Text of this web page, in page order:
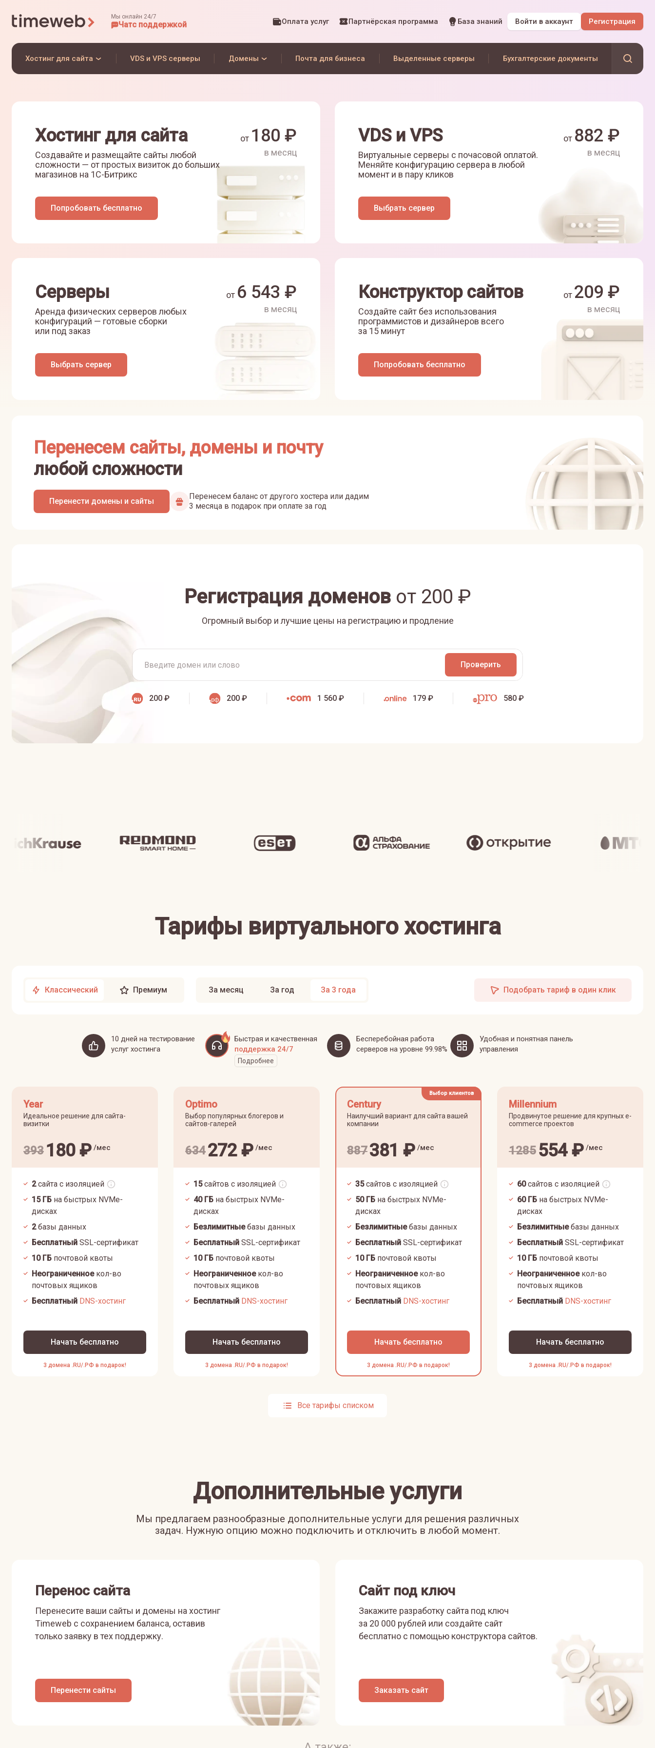
Мы онлайн 24/7
Чатс поддержкой Оплата услуг Партнёрская программа База знаний Войти в аккаунт Регистрация
Хостинг для сайта VDS и VPS серверы Домены Почта для бизнеса Выделенные серверы Бухгалтерские документы
Хостинг для сайта
Создавайте и размещайте сайты любой
сложности — от простых визиток до больших
магазинов на 1С-Битрикс
Попробовать бесплатно
от 180 ₽
в месяц
VDS и VPS
Виртуальные серверы с почасовой оплатой.
Меняйте конфигурацию сервера в любой
момент и в пару кликов
Выбрать сервер
от 882 ₽
в месяц
Серверы
Аренда физических серверов любых
конфигураций — готовые сборки
или под заказ
Выбрать сервер
от 6 543 ₽
в месяц
Конструктор сайтов
Создайте сайт без использования
программистов и дизайнеров всего
за 15 минут
Попробовать бесплатно
от 209 ₽
в месяц
Перенесем сайты, домены и почту
любой сложности
Перенести домены и сайты
Перенесем баланс от другого хостера или дадим
3 месяца в подарок при оплате за год
Регистрация доменов от 200 ₽
Огромный выбор и лучшие цены на регистрацию и продление
Проверить
200 ₽ 200 ₽ 1 560 ₽ 179 ₽ 580 ₽
Тарифы виртуального хостинга
Классический Премиум За месяц За год За 3 года Подобрать тариф в один клик
10 дней на тестирование
услуг хостинга
Быстрая и качественная
поддержка 24/7
Подробнее
Бесперебойная работа
серверов на уровне 99.98%
Удобная и понятная панель
управления
Year
Идеальное решение для сайта-
визитки
393 180₽ /мес
2 сайта с изоляцией
15ГБ на быстрых NVMe-
дисках
2базы данных
Бесплатный SSL-сертификат
10ГБ почтовой квоты
Неограниченноекол-во
почтовых ящиков
Бесплатный DNS-хостинг
Начать бесплатно
3 домена .RU/.РФ в подарок!
Optimo
Выбор популярных блогеров и
сайтов-галерей
634272₽ /мес
15 сайтов с изоляцией
40ГБ на быстрых NVMe-
дисках
Безлимитныебазы данных
Бесплатный SSL-сертификат
10ГБ почтовой квоты
Неограниченноекол-во
почтовых ящиков
Бесплатный DNS-хостинг
Начать бесплатно
3 домена .RU/.РФ в подарок!
Выбор клиентов
Century
Наилучший вариант для сайта вашей
компании
887381 ₽ /мес
35 сайтов с изоляцией
50ГБ на быстрых NVMe-
дисках
Безлимитныебазы данных
Бесплатный SSL-сертификат
10ГБ почтовой квоты
Неограниченноекол-во
почтовых ящиков
Бесплатный DNS-хостинг
Начать бесплатно
3 домена .RU/.РФ в подарок!
Millennium
Продвинутое решение для крупных e-
commerce проектов
1285 554₽ /мес
60 сайтов с изоляцией
60ГБ на быстрых NVMe-
дисках
Безлимитныебазы данных
Бесплатный SSL-сертификат
10ГБ почтовой квоты
Неограниченноекол-во
почтовых ящиков
Бесплатный DNS-хостинг
Начать бесплатно
3 домена .RU/.РФ в подарок!
Все тарифы списком
Дополнительные услуги
Мы предлагаем разнообразные дополнительные услуги для решения различных
задач. Нужную опцию можно подключить и отключить в любой момент.
Перенос сайта
Перенесите ваши сайты и домены на хостинг
Timeweb с сохранением баланса, оставив
только заявку в тех поддержку.
Перенести сайты
Сайт под ключ
Закажите разработку сайта под ключ
за 20 000 рублей или создайте сайт
бесплатно с помощью конструктора сайтов.
Заказать сайт